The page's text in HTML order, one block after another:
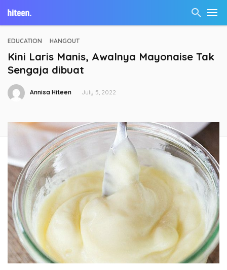
EDUCATION HANGOUT
Kini Laris Manis, Awalnya Mayonaise Tak
Sengaja dibuat
Annisa Hiteen July 5, 2022